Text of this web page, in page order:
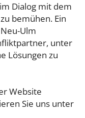
Dialog mit dem
bemühen. Ein
Ulm
unter
Lösungen zu
Website
Sie uns unter